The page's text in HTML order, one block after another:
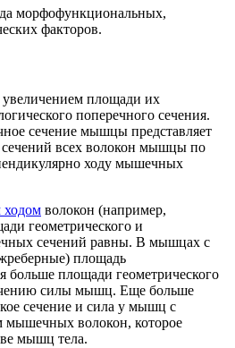
морфофункциональных,
факторов.
увеличением площади их
поперечного сечения.
сечение мышцы представляет
всех волокон мышцы по
ходу мышечных
ходом волокон (например,
геометрического и
сечений равны. В мышцах с
площадь
больше площади геометрического
силы мышц. Еще больше
сечение и сила у мышц с
мышечных волокон, которое
мышц тела.